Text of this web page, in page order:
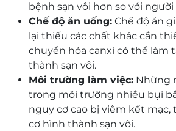
bệnh sạn vôi hơn so với
Chế độ ăn uống: Chế độ ăn
lại thiếu các chất khác cần
chuyển hóa canxi có thể làm
thành sạn vôi.
Môi trường làm việc: Những
trong môi trường nhiều bụi
nguy cơ cao bị viêm kết
cơ hình thành sạn vôi.